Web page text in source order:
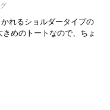
れるショルダータイプの
めのトートなので、ちょ